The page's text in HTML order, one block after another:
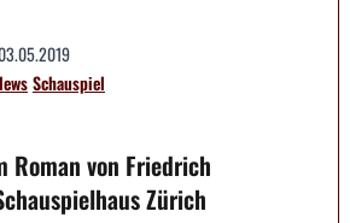
Schauspiel
Roman von Friedrich
Zürich